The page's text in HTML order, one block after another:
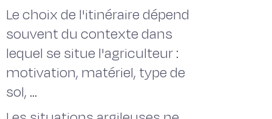
Le choix de l'itinéraire dépend
souvent du contexte dans
lequel se situe l'agriculteur :
motivation, matériel, type de
sol, ...